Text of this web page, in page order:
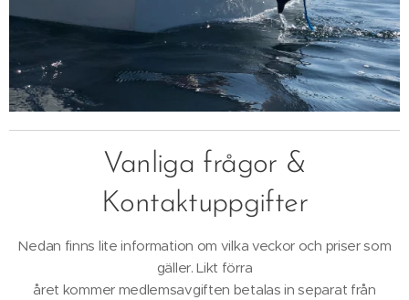
Vanliga frågor &
Kontaktuppgifter
Nedan finns lite information om vilka veckor och priser som
gäller. Likt förra
året kommer medlemsavgiften betalas in separat från